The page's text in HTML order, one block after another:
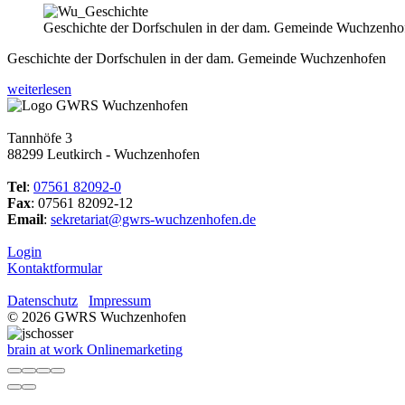
Geschichte der Dorfschulen in der dam. Gemeinde
Geschichte der Dorfschulen in der dam. Gemeinde Wuchzenhofen
weiterlesen
Tannhöfe 3
88299 Leutkirch - Wuchzenhofen
Tel: 07561 82092-0
Fax: 07561 82092-12
Email: sekretariat@gwrs-wuchzenhofen.de
Login
Kontaktformular
Datenschutz
Impressum
© 2026 GWRS Wuchzenhofen
brain at work Onlinemarketing